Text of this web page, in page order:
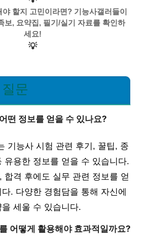
할지 고민이라면? 기능사갤러들이
보, 요약집, 필기/실기 자료를 확인하
세요!
💡
문
떤 정보를 얻을 수 있나요?
기능사 시험 관련 후기, 꿀팁, 종
유용한 정보를 얻을 수 있습니다.
합격 후에도 실무 관련 정보를 얻
. 다양한 경험담을 통해 자신에
세울 수 있습니다.
어떻게 활용해야 효과적일까요?